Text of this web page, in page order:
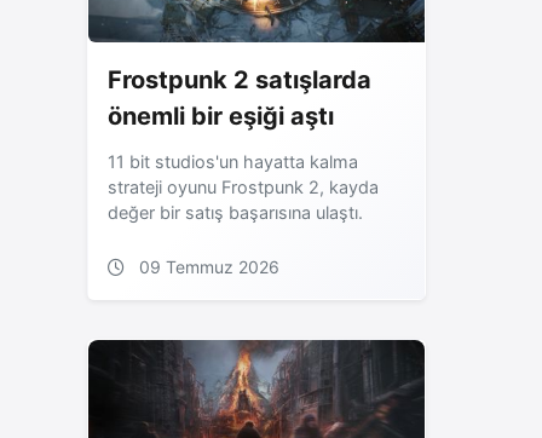
Frostpunk 2 satışlarda
önemli bir eşiği aştı
11 bit studios'un hayatta kalma
strateji oyunu Frostpunk 2, kayda
değer bir satış başarısına ulaştı.
09 Temmuz 2026